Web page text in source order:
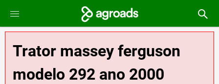
Trator massey ferguson
modelo 292 ano 2000